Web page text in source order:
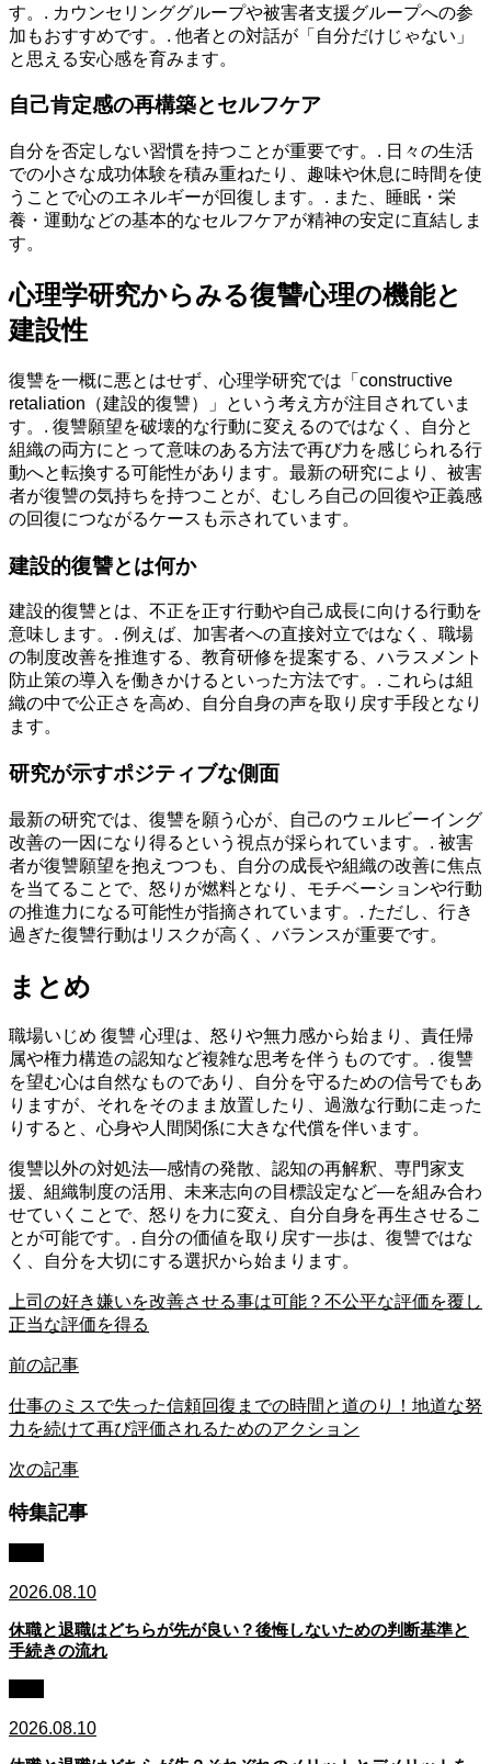
す。. カウンセリンググループや被害者支援グループへの参
加もおすすめです。. 他者との対話が「自分だけじゃない」
と思える安心感を育みます。
自己肯定感の再構築とセルフケア
自分を否定しない習慣を持つことが重要です。. 日々の生活
での小さな成功体験を積み重ねたり、趣味や休息に時間を使
うことで心のエネルギーが回復します。. また、睡眠・栄
養・運動などの基本的なセルフケアが精神の安定に直結しま
す。
心理学研究からみる復讐心理の機能と
建設性
復讐を一概に悪とはせず、心理学研究では「constructive
retaliation（建設的復讐）」という考え方が注目されていま
す。. 復讐願望を破壊的な行動に変えるのではなく、自分と
組織の両方にとって意味のある方法で再び力を感じられる行
動へと転換する可能性があります。最新の研究により、被害
者が復讐の気持ちを持つことが、むしろ自己の回復や正義感
の回復につながるケースも示されています。
建設的復讐とは何か
建設的復讐とは、不正を正す行動や自己成長に向ける行動を
意味します。. 例えば、加害者への直接対立ではなく、職場
の制度改善を推進する、教育研修を提案する、ハラスメント
防止策の導入を働きかけるといった方法です。. これらは組
織の中で公正さを高め、自分自身の声を取り戻す手段となり
ます。
研究が示すポジティブな側面
最新の研究では、復讐を願う心が、自己のウェルビーイング
改善の一因になり得るという視点が採られています。. 被害
者が復讐願望を抱えつつも、自分の成長や組織の改善に焦点
を当てることで、怒りが燃料となり、モチベーションや行動
の推進力になる可能性が指摘されています。. ただし、行き
過ぎた復讐行動はリスクが高く、バランスが重要です。
まとめ
職場いじめ 復讐 心理は、怒りや無力感から始まり、責任帰
属や権力構造の認知など複雑な思考を伴うものです。. 復讐
を望む心は自然なものであり、自分を守るための信号でもあ
りますが、それをそのまま放置したり、過激な行動に走った
りすると、心身や人間関係に大きな代償を伴います。
復讐以外の対処法—感情の発散、認知の再解釈、専門家支
援、組織制度の活用、未来志向の目標設定など—を組み合わ
せていくことで、怒りを力に変え、自分自身を再生させるこ
とが可能です。. 自分の価値を取り戻す一歩は、復讐ではな
く、自分を大切にする選択から始まります。
上司の好き嫌いを改善させる事は可能？不公平な評価を覆し
正当な評価を得る
前の記事
仕事のミスで失った信頼回復までの時間と道のり！地道な努
力を続けて再び評価されるためのアクション
次の記事
特集記事
2026.08.10
休職と退職はどちらが先が良い？後悔しないための判断基準と
手続きの流れ
2026.08.10